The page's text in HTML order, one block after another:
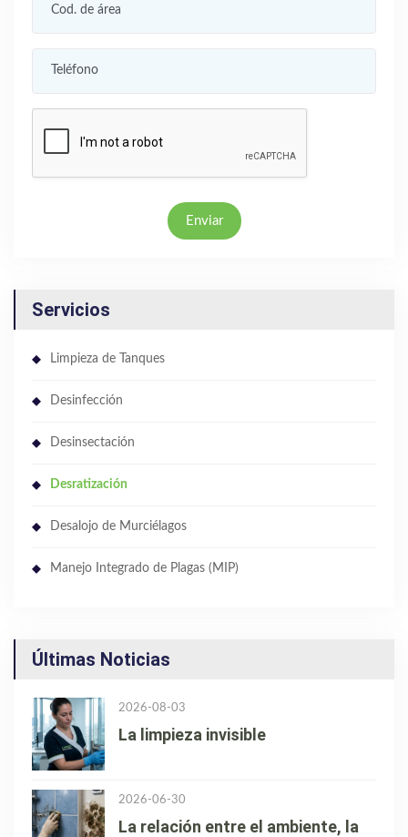
Enviar
Servicios
Limpieza de Tanques
Desinfección
Desinsectación
Desratización
Desalojo de Murciélagos
Manejo Integrado de Plagas (MIP)
Últimas Noticias
2026-08-03
La limpieza invisible
2026-06-30
La relación entre el ambiente, la